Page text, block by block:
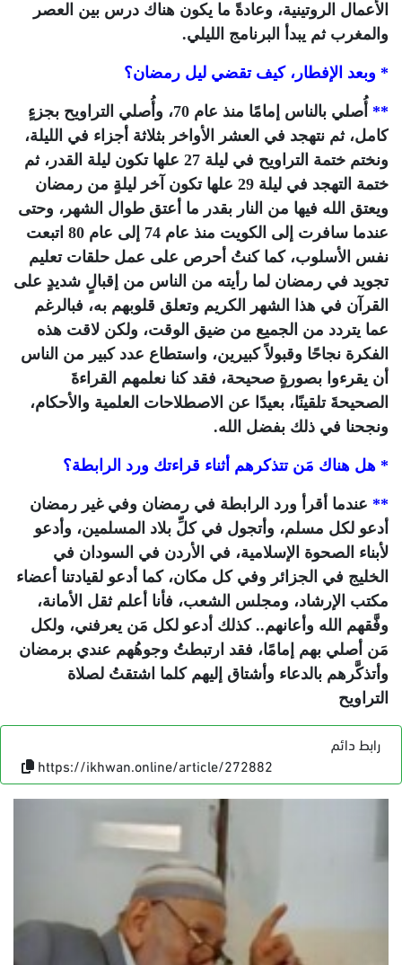
الأعمال الروتينية، وعادةً ما يكون هناك درس بين العصر
والمغرب ثم يبدأ البرنامج الليلي.
* وبعد الإفطار، كيف تقضي ليل رمضان؟
**
أُصلي بالناس إمامًا منذ عام 70، وأُصلي التراويح بجزءٍ
كامل، ثم نتهجد في العشر الأواخر بثلاثة أجزاء في الليلة،
ونختم ختمة التراويح في ليلة 27 علها تكون ليلة القدر، ثم
ختمة التهجد في ليلة 29 علها تكون آخر ليلةٍ من رمضان
ويعتق الله فيها من النار بقدر ما أعتق طوال الشهر، وحتى
عندما سافرت إلى الكويت منذ عام 74 إلى عام 80 اتبعت
نفس الأسلوب، كما كنتُ أحرص على عمل حلقات تعليم
تجويد في رمضان لما رأيته من الناس من إقبالٍ شديدٍ على
القرآن في هذا الشهر الكريم وتعلق قلوبهم به، فبالرغم
عما يتردد من الجميع من ضيق الوقت، ولكن لاقت هذه
الفكرة نجاحًا وقبولاً كبيرين، واستطاع عدد كبير من الناس
أن يقرءوا بصورةٍ صحيحة، فقد كنا نعلمهم القراءةَ
الصحيحةَ تلقينًا، بعيدًا عن الاصطلاحات العلمية والأحكام،
ونجحنا في ذلك بفضل الله.
* هل هناك مَن تتذكرهم أثناء قراءتك ورد الرابطة؟
** عندما أقرأ ورد الرابطة في رمضان وفي غير رمضان
أدعو لكل مسلم، وأتجول في كلِّ بلاد المسلمين، وأدعو
لأبناء الصحوة الإسلامية، في الأردن في السودان في
الخليج في الجزائر وفي كل مكان، كما أدعو لقيادتنا أعضاء
مكتب الإرشاد، ومجلس الشعب، فأنا أعلم ثقل الأمانة،
وفَّقهم الله وأعانهم.. كذلك أدعو لكل مَن يعرفني، ولكل
مَن أصلي بهم إمامًا، فقد ارتبطتُ وجوهُهم عندي برمضان
وأتذكَّرهم بالدعاء وأشتاق إليهم كلما اشتقتُ لصلاة
التراويح
رابط دائم
https://ikhwan.online/article/272882